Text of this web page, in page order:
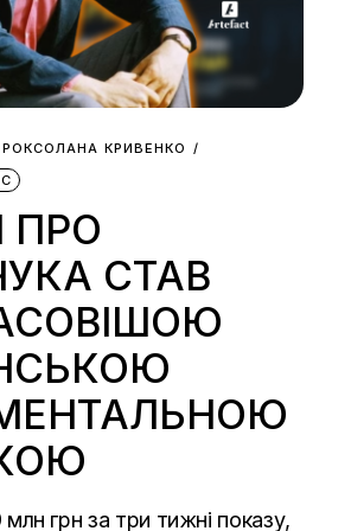
РОКСОЛАНА КРИВЕНКО
ПРО
СТАВ
млн грн за три тижні показу,